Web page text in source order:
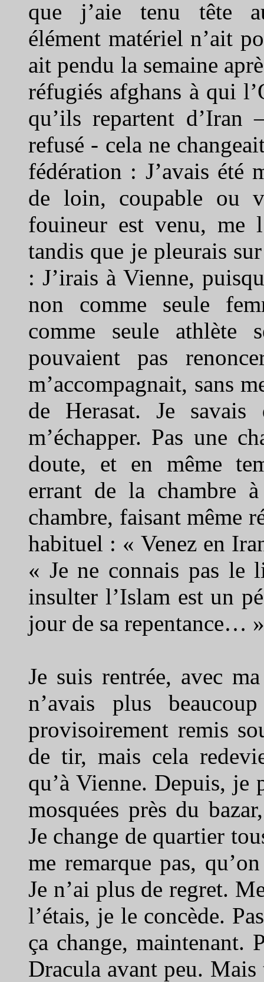
que j’aie tenu tête
élément matériel n’ait
ait pendu la semaine
réfugiés afghans à qui
qu’ils repartent
refusé - cela ne
fédération : J’avais été
de loin, coupable ou
fouineur est venu, me
tandis que je pleurais
: J’irais à Vienne,
non comme seule
comme seule athlète
pouvaient pas
m’accompagnait, sans
de Herasat. Je
m’échapper. Pas une
doute, et en même
errant de la chambre
chambre, faisant même
habituel : « Venez en
« Je ne connais pas le
insulter l’Islam est un
jour de sa repentance… »
Je suis rentrée, avec
n’avais plus
provisoirement remis
de tir, mais cela
qu’à Vienne. Depuis, je
mosquées près du
Je change de quartier
me remarque pas,
Je n’ai plus de regret.
l’étais, je le concède.
ça change, maintenant.
Dracula avant peu.